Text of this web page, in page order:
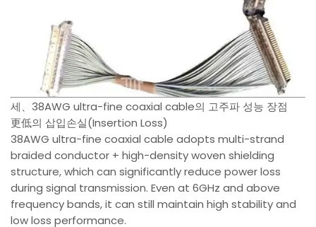
세、38AWG ultra-fine coaxial cable의 고주파 성능 장점
更低의 삽입손실(Insertion Loss)
38AWG ultra-fine coaxial cable adopts multi-strand
braided conductor + high-density woven shielding
structure, which can significantly reduce power loss
during signal transmission. Even at 6GHz and above
frequency bands, it can still maintain high stability and
low loss performance.